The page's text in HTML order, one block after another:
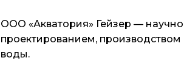
ООО «Акватория» Гейзер —
проектированием,
воды.